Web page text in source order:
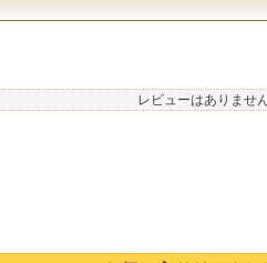
レビューはありません